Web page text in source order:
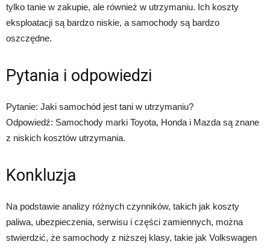
tylko tanie w zakupie, ale również w utrzymaniu. Ich koszty
eksploatacji są bardzo niskie, a samochody są bardzo
oszczędne.
Pytania i odpowiedzi
Pytanie: Jaki samochód jest tani w utrzymaniu?
Odpowiedź: Samochody marki Toyota, Honda i Mazda są znane
z niskich kosztów utrzymania.
Konkluzja
Na podstawie analizy różnych czynników, takich jak koszty
paliwa, ubezpieczenia, serwisu i części zamiennych, można
stwierdzić, że samochody z niższej klasy, takie jak Volkswagen